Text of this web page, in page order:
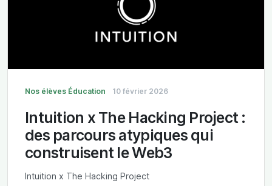
Nos élèves Éducation 10 février 2026
Intuition x The Hacking Project :
des parcours atypiques qui
construisent le Web3
Intuition x The Hacking Project